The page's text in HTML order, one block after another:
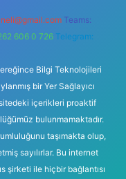
Teams:
606 0 726 Telegram:
Bilgi Teknolojileri
bir Yer Sağlayıcı
içerikleri proaktif
bulunmamaktadır.
taşımakta olup,
sayılırlar. Bu internet
şirketi ile hiçbir bağlantısı